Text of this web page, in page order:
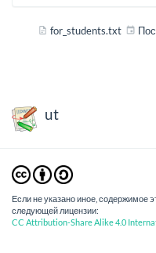
for_students.txt
ut
Если не указано иное, содержимое
следующей лицензии:
CC Attribution-Share Alike 4.0